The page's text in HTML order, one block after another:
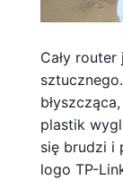
Cały
plastik
się brudzi i
logo TP-